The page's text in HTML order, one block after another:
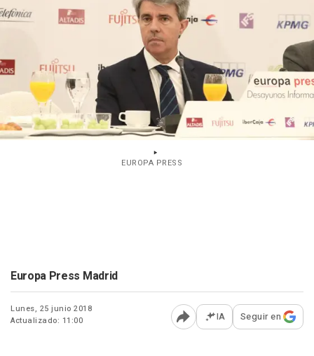
EUROPA PRESS
Europa Press Madrid
Lunes, 25 junio 2018
Actualizado: 11:00
Abrir opciones para
IA Seguir en